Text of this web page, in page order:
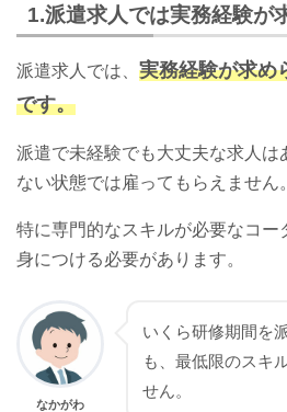
1.派遣求人では実務経験
派遣求人では、 実務経験が求め
です。
派遣で未経験でも大丈夫な求人は
ない状態では雇ってもらえません。
特に専門的なスキルが必要なコー
身につける必要があります。
なかがわ
いくら研修期間を
も、最低限のスキ
せん。